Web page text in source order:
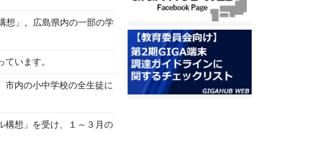
想」。広島県内の一部の学
います。
市内の小中学校の全生徒に
構想」を受け、１～３月の